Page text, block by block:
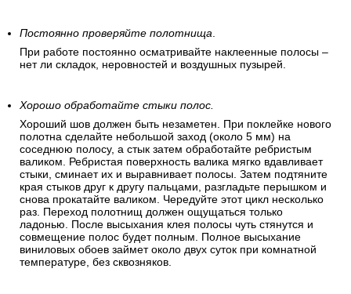
Постоянно проверяйте полотнища.
При работе постоянно осматривайте наклеенные полосы –
нет ли складок, неровностей и воздушных пузырей.
Хорошо обработайте стыки полос.
Хороший шов должен быть незаметен. При поклейке нового
полотна сделайте небольшой заход (около 5 мм) на
соседнюю полосу, а стык затем обработайте ребристым
валиком. Ребристая поверхность валика мягко вдавливает
стыки, сминает их и выравнивает полосы. Затем подтяните
края стыков друг к другу пальцами, разгладьте перышком и
снова прокатайте валиком. Чередуйте этот цикл несколько
раз. Переход полотнищ должен ощущаться только
ладонью. После высыхания клея полосы чуть стянутся и
совмещение полос будет полным. Полное высыхание
виниловых обоев займет около двух суток при комнатной
температуре, без сквозняков.